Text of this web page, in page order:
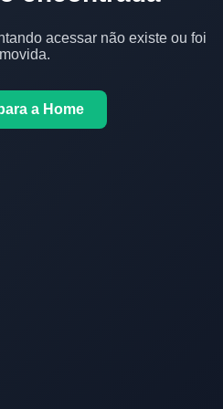
acessar não existe ou foi
a Home